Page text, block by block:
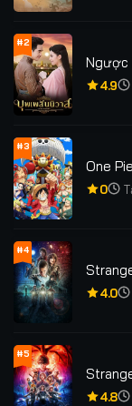
#2
Ngược
4.9
#3
One
0
#4
4.0
#5
4.8